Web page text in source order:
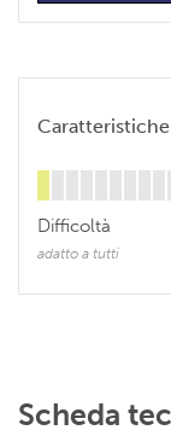
Difficoltà
adatto a tutti
Scheda